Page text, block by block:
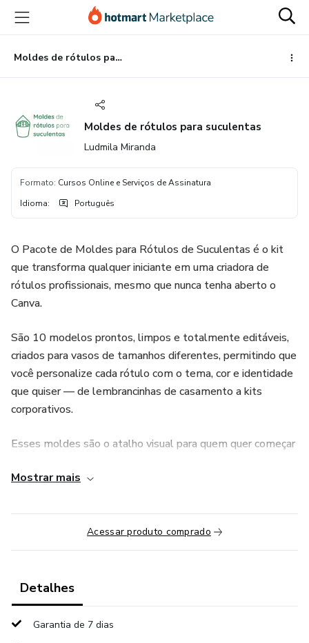
para
conteúdo
principal
para
pagamento
para
rodapé
Moldes de rótulos para suculentas
Moldes de rótulos para suculentas
Ludmila Miranda
Formato: Cursos Online e Serviços de Assinatura
Idioma: Português
O Pacote de Moldes para Rótulos de Suculentas é o kit
que transforma qualquer iniciante em uma criadora de
rótulos profissionais, mesmo que nunca tenha aberto o
Canva.
São 10 modelos prontos, limpos e totalmente editáveis,
criados para vasos de tamanhos diferentes, permitindo que
você personalize cada rótulo com o tema, cor e identidade
que quiser — de lembrancinhas de casamento a kits
corporativos.
Esses moldes são o atalho visual para quem quer começar
lembranças artesanais ou simplesmente profissionalizar
📦 O que você recebe:
✅ Tamanhos variados (Pote6, Pote 7, Pote 9, Pote 11)
Mostrar mais
Acessar produto comprado
Detalhes
Garantia de 7 dias